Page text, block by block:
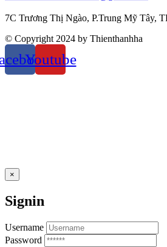
7C Trương Thị Ngào, P.Trung Mỹ Tây,
© Copyright 2024 by Thienthanhha
Youtube
×
Signin
Username
Password